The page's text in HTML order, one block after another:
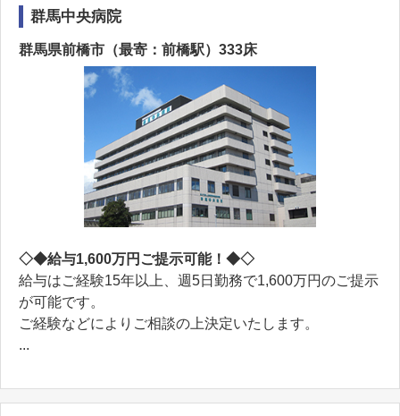
群馬中央病院
群馬県前橋市（最寄：前橋駅）333床
◇◆給与1,600万円ご提示可能！◆◇
給与はご経験15年以上、週5日勤務で1,600万円のご提示
が可能です。
ご経験などによりご相談の上決定いたします。
...